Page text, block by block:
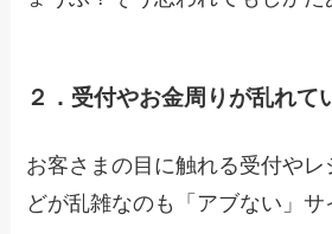
２．受付やお金周りが乱れて
お客さまの目に触れる受付や
どが乱雑なのも「アブない」サ